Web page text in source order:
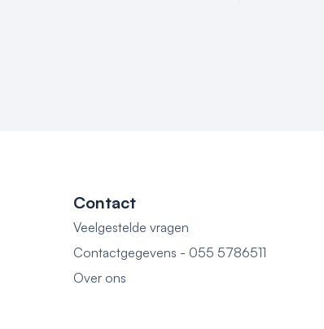
Contact
Veelgestelde vragen
Contactgegevens - 055 5786511
Over ons